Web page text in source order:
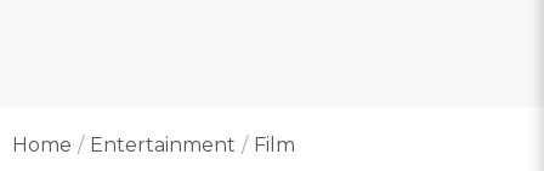
Home Entertainment Film